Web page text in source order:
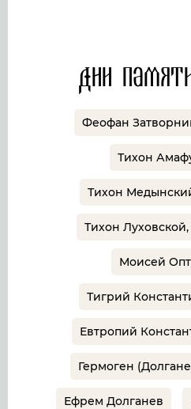
Дни
Феофан
Тихон
Тихон
Тихон
Моисей
Тигрий
Евтропий
Гермоген
Ефрем Долганев